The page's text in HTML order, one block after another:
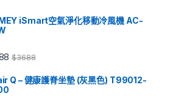
iSmart空氣淨化移動冷風機 AC-
$3688
Q – 健康護脊坐墊 (灰黑色) T99012-